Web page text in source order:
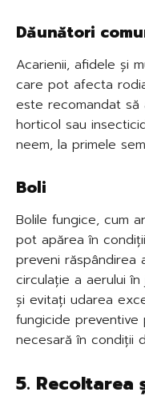
Dăunători
Acarienii, afidele și
care pot afecta
este recomandat să
horticol sau
neem, la primele
Boli
Bolile fungice, cum
pot apărea în
preveni răspândirea
circulație a aerului
și evitați udarea
fungicide
necesară în condiții
5. Recoltarea